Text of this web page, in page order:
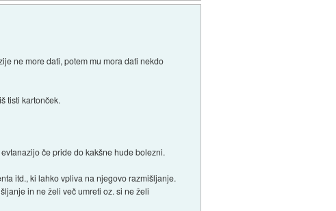
ne more dati, potem mu mora dati nekdo
tisti kartonček.
če pride do kakšne hude bolezni.
itd., ki lahko vpliva na njegovo razmišljanje.
in ne želi več umreti oz. si ne želi